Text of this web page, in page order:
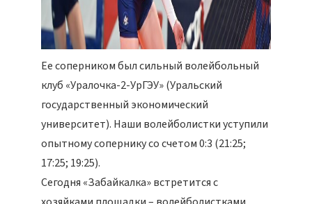
Ее соперником был сильный волейбольный
клуб «Уралочка-2-УрГЭУ» (Уральский
государственный экономический
университет). Наши волейболистки уступили
опытному сопернику со счетом 0:3 (21:25;
17:25; 19:25).
Сегодня «Забайкалка» встретится с